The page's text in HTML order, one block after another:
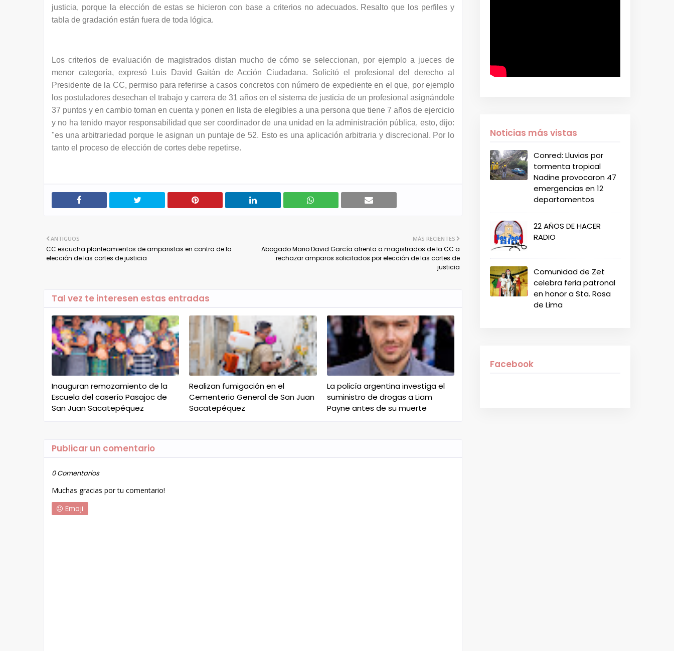
justicia, porque la elección de estas se hicieron con base a criterios no adecuados. Resalto que los perfiles y
tabla de gradación están fuera de toda lógica.
Los criterios de evaluación de magistrados distan mucho de cómo se seleccionan, por ejemplo a jueces de
menor categoría, expresó Luis David Gaitán de Acción Ciudadana. Solicitó el profesional del derecho al
Presidente de la CC, permiso para referirse a casos concretos con número de expediente en el que, por ejemplo
los postuladores desechan el trabajo y carrera de 31 años en el sistema de justicia de un profesional asignándole
37 puntos y en cambio toman en cuenta y ponen en lista de elegibles a una persona que tiene 7 años de ejercicio
y no ha tenido mayor responsabilidad que ser coordinador de una unidad en la administración pública, esto, dijo:
"es una arbitrariedad porque le asignan un puntaje de 52. Esto es una aplicación arbitraria y discrecional. Por lo
tanto el proceso de elección de cortes debe repetirse.
MÁS RECIENTES
Abogado Mario David García afrenta a magistrados de la CC a
rechazar amparos solicitados por elección de las cortes de
justicia
ANTIGUOS
CC escucha planteamientos de amparistas en contra de la
elección de las cortes de justicia
Tal vez te interesen estas entradas
Inauguran remozamiento de la
Escuela del caserío Pasajoc de
San Juan Sacatepéquez
Realizan fumigación en el
Cementerio General de San Juan
Sacatepéquez
La policía argentina investiga el
suministro de drogas a Liam
Payne antes de su muerte
Publicar un comentario
0 Comentarios
Muchas gracias por tu comentario!
Emoji
Noticias más vistas
Conred: Lluvias por
tormenta tropical
Nadine provocaron 47
emergencias en 12
departamentos
22 AÑOS DE HACER
RADIO
Comunidad de Zet
celebra feria patronal
en honor a Sta. Rosa
de Lima
Facebook